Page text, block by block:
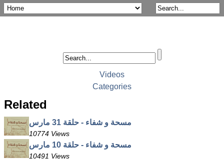
Videos
Categories
Related
مسحة و شفاء - حلقة 31 مارس
10774 Views
مسحة و شفاء - حلقة 10 مارس
10491 Views